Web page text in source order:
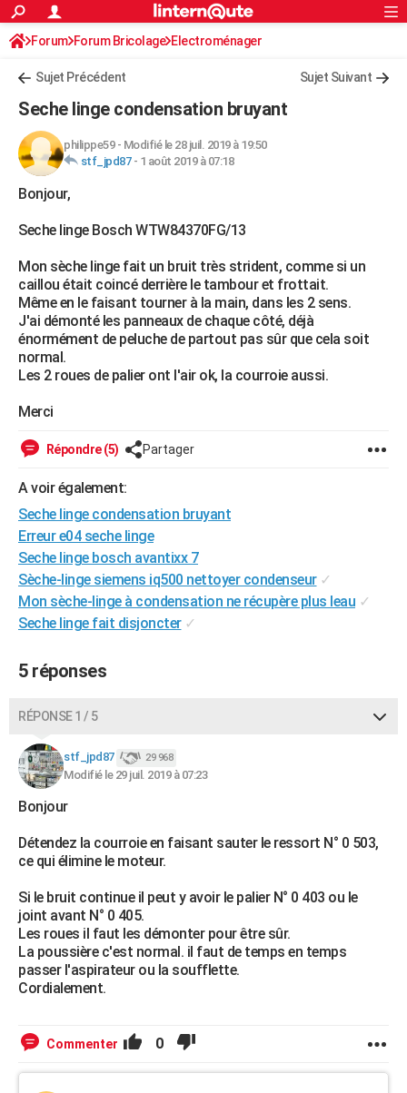
ACTUALITÉS
Politique
Société
Faits Divers
Education
Monde
Villes
+
FINANCE
Retraite
Impôts
Epargne
Immobilier
Risques naturels par ville
Banque
Assurance
Crédit
AUTO
Essais
Réserver un essai
Citadines
Berlines
SUV
Forum auto
+HIGH-TECH
Mobiles
Meilleur smartphone
Internet
Ordinateurs
Jeux vidéo
Guide high-tech
+
Forum
Aménagement intérieur
Extérieur
Cuisine
Salle de bains
Jardinage
Rangement
WEEK-END
Guides de France
Escapades
Patrimoine
Expositions
Musées
Week-end nature
LIFESTYLE
Art de vivre
Modes de vie
SANTE
CARTE DE VOEUX
Carte de Noël
Carte Bonne année
Carte Saint-Valentin
Carte Pâques
Carte d'anniversaire
DICTIONNAIRE
Dictionnaire
Biographies
Citations
Expressions
Proverbes
PROGRAMME TV
S'inscrire
Se connecter
Lycées
Collèges
Primaires
Universités
Entreprises
Service militaire
Avis de recherche
FORUM
Bricolage
Lifestyle
Culture
Sport
Auto
Television
Voyage
Cinema
S'inscrire
Connexion
Forum Forum Bricolage Electroménager
Sujet Précédent Sujet Suivant
Seche linge condensation bruyant
philippe59- Modifié le 28 juil. 2019 à 19:50
stf_jpd87- 1 août 2019 à 07:18
Bonjour,
Seche linge Bosch WTW84370FG/13
Mon sèche linge fait un bruit très strident, comme si un
caillou était coincé derrière le tambour et frottait.
Même en le faisant tourner à la main, dans les 2 sens.
J'ai démonté les panneaux de chaque côté, déjà
énormément de peluche de partout pas sûr que cela soit
normal.
Les 2 roues de palier ont l'air ok, la courroie aussi.
Merci
Répondre (5) Partager
A voir également:
Seche linge condensation bruyant
Erreur e04 seche linge
Seche linge bosch avantixx 7
Sèche-linge siemens iq500 nettoyer condenseur ✓
Mon sèche-linge à condensation ne récupère plus leau ✓
Seche linge fait disjoncter ✓
5 réponses
RÉPONSE 1 / 5
stf_jpd87 29 968
Modifié le 29 juil. 2019 à 07:23
Bonjour
Détendez la courroie en faisant sauter le ressort N° 0 503,
ce qui élimine le moteur.
Si le bruit continue il peut y avoir le palier N° 0 403 ou le
joint avant N° 0 405.
Les roues il faut les démonter pour être sûr.
La poussière c'est normal. il faut de temps en temps
passer l'aspirateur ou la soufflette.
Cordialement.
Commenter 0